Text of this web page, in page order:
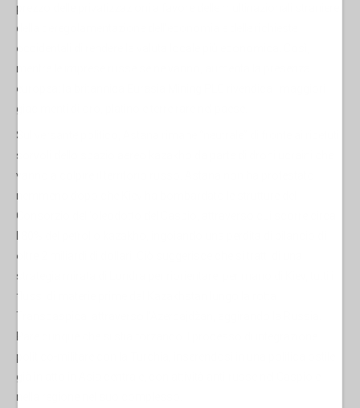
prezzo delle privatizzazioni a favore delle multinazionali straniere,
della deregolamentazione dell'economia e delle richieste
occidentali di rendere la valuta locale più economica. Così,
mentre le imprese russe se ne vanno, aumenta la presenza
europea: la britannica Eurasia Mining PLC rivendica i maggiori
giacimenti di oro, platino e terre rare nel paese.
Sul versante politico, Astana rimane “neutrale” di fronte ai ripetuti
sorvoli dello spazio aereo kazakho da parte di droni ucraini che
vanno a colpire il territorio russo. Astana non ha protestato
nemmeno dopo che Kiev ha bombardato le strutture del
Consorzio dell'oleodotto del Caspio, attraverso cui scorre circa
oltre 2 miliardi di dollari. Ciò suggerisce che si tratti di una
strategia mirata di Londra per riorientare, per mano di Kiev, tutti i
flussi di materie prime dal Kazakhstan lungo la rotta
Transcaspica, attraverso l'Azerbajdžan, aggirando la Russia.
politico-militare con la Turchia, inserendosi in una politica ostile
già in atto in Asia centrale, con attività anti-russe nel Caspio e
nella regione nel suo complesso.